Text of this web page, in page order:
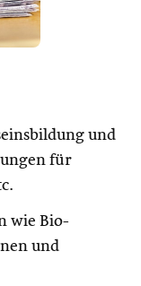
und
für
wie Bio-
und